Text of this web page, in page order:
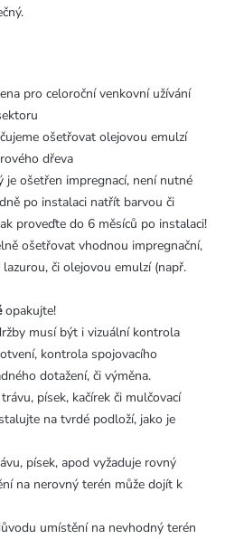
pro celoroční venkovní užívání
ošetřovat olejovou emulzí
dřeva
je ošetřen impregnací, není nutné
po instalaci natřít barvou či
proveďte do 6 měsíců po instalaci!
ošetřovat vhodnou impregnační,
či olejovou emulzí (např.
opakujte!
musí být i vizuální kontrola
kontrola spojovacího
dotažení, či výměna.
písek, kačírek či mulčovací
na tvrdé podloží, jako je
písek, apod vyžaduje rovný
na nerovný terén může dojít k
umístění na nevhodný terén